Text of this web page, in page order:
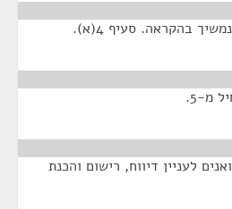
בהקראה. סעיף 4(א).
לעניין דיווח, רישום והכנת